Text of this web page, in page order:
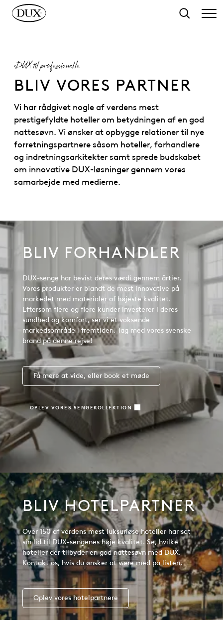
Søg
DUX til professionelle
BLIV VORES PARTNER
Vi har rådgivet nogle af verdens mest
prestigefyldte hoteller om betydningen af en god
nattesøvn. Vi ønsker at opbygge relationer til nye
forretningspartnere såsom hoteller, forhandlere
og indretningsarkitekter samt sprede budskabet
om innovative DUX-løsninger gennem vores
samarbejde med medierne.
BLIV FORHANDLER
DUX-senge har bevist deres værdi gennem årtier.
Vores produkter er blandt de mest innovative på
markedet med materialer af højeste kvalitet.
Eftersom flere og flere kunder investerer i deres
sundhed og komfort, ser vi et voksende
markedsområde i fremtiden. Tag med vores svenske
brand på denne rejse!
Få mere at vide, eller book et møde
OPLEV VORES SENGEKOLLEKTION
BLIV HOTELPARTNER
Over 150 af verdens mest luksuriøse hoteller har sat
sin lid til DUX-sengenes høje kvalitet. Se, hvilke
hoteller der tilbyder en god nattesøvn med DUX.
Kontakt os, hvis du ønsker at være med på listen.
Oplev vores hotelpartnere